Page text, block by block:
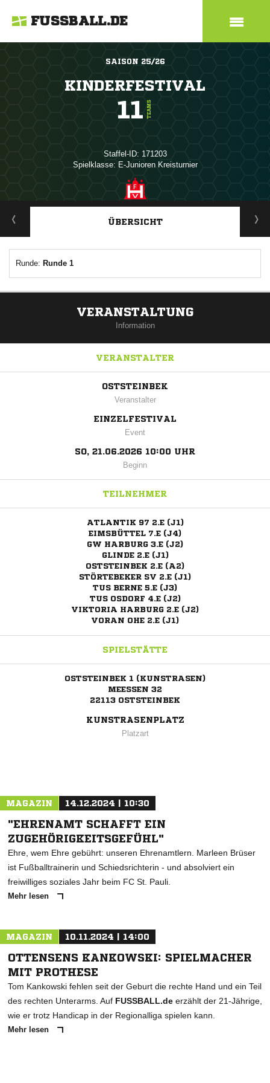
FUSSBALL.DE
SAISON 25/26
KINDERFESTIVAL
11 TEAMS
Staffel-ID: 171203
Spielklasse: E-Junioren Kreisturnier
ANZEIGE
ÜBERSICHT
Runde: Runde 1
VERANSTALTUNG
Information
VERANSTALTER
OSTSTEINBEK
Veranstalter
EINZELFESTIVAL
Event
SO, 21.06.2026 10:00 UHR
Beginn
TEILNEHMER
ATLANTIK 97 2.E (J1)
EIMSBÜTTEL 7.E (J4)
GW HARBURG 3.E (J2)
GLINDE 2.E (J1)
OSTSTEINBEK 2.E (A2)
STÖRTEBEKER SV 2.E (J1)
TUS BERNE 5.E (J3)
TUS OSDORF 4.E (J2)
VIKTORIA HARBURG 2.E (J2)
VORAN OHE 2.E (J1)
SPIELSTÄTTE
OSTSTEINBEK 1 (KUNSTRASEN)
MEESSEN 32
22113 OSTSTEINBEK
KUNSTRASENPLATZ
Platzart
MAGAZIN 14.12.2024 | 10:30
"EHRENAMT SCHAFFT EIN
ZUGEHÖRIGKEITSGEFÜHL"
Ehre, wem Ehre gebührt: unseren Ehrenamtlern. Marleen Brüser
ist Fußballtrainerin und Schiedsrichterin - und absolviert ein
freiwilliges soziales Jahr beim FC St. Pauli.
Mehr lesen
MAGAZIN 10.11.2024 | 14:00
OTTENSENS KANKOWSKI: SPIELMACHER
MIT PROTHESE
Tom Kankowski fehlen seit der Geburt die rechte Hand und ein Teil
des rechten Unterarms. Auf FUSSBALL.de erzählt der 21-Jährige,
wie er trotz Handicap in der Regionalliga spielen kann.
Mehr lesen